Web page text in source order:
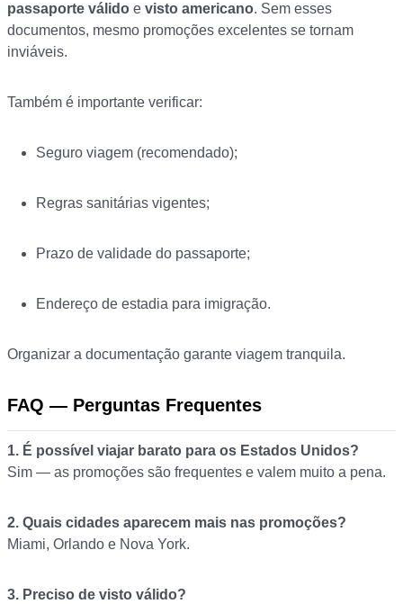
passaporte válido e visto americano. Sem esses
documentos, mesmo promoções excelentes se tornam
inviáveis.
Também é importante verificar:
Seguro viagem (recomendado);
Regras sanitárias vigentes;
Prazo de validade do passaporte;
Endereço de estadia para imigração.
Organizar a documentação garante viagem tranquila.
FAQ — Perguntas Frequentes
1. É possível viajar barato para os Estados Unidos?
Sim — as promoções são frequentes e valem muito a pena.
2. Quais cidades aparecem mais nas promoções?
Miami, Orlando e Nova York.
3. Preciso de visto válido?